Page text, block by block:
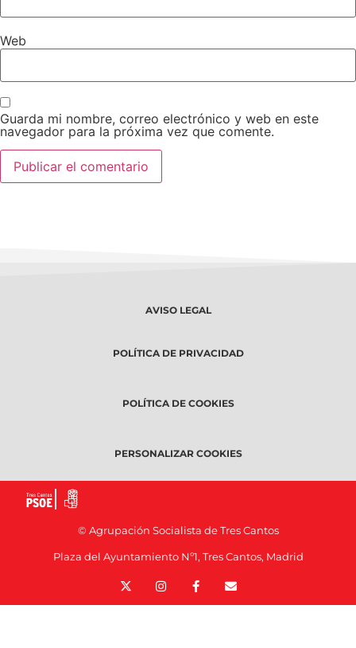
Web
Guarda mi nombre, correo electrónico y web en este
navegador para la próxima vez que comente.
AVISO LEGAL
POLÍTICA DE PRIVACIDAD
POLÍTICA DE COOKIES
PERSONALIZAR COOKIES
© Agrupación Socialista de Tres Cantos
Plaza del Ayuntamiento Nº1, Tres Cantos, Madrid